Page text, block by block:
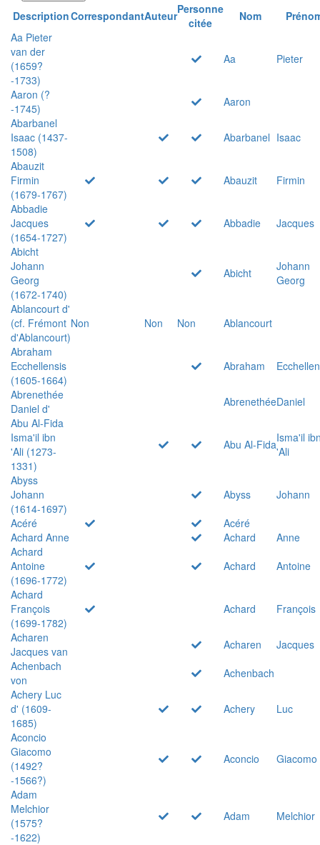
DescriptionCorrespondantAuteurPersonne
citée
Nom
Aa Pieter
van der
(1659?
-1733)
Aa Pieter
Aaron (?
-1745)
Aaron
Abarbanel
Isaac (1437-
1508)
Abarbanel Isaac
Abauzit
Firmin
(1679-1767)
Abauzit
Firmin
Abbadie
Jacques
(1654-1727)
Abbadie
Jacques
Abicht
Johann
Georg
(1672-1740)
Abicht
Johann
Georg
Ablancourt d'
(cf. Frémont
d'Ablancourt)
Non Non Non
Ablancourt
Abraham
Ecchellensis
(1605-1664)
Abraham
Abrenethée
Daniel d'
AbrenethéeDaniel
Abu Al-Fida
Isma'il ibn
'Ali (1273-
1331)
Abu Al-FidaIsma'il
'Ali
Abyss
Johann
(1614-1697)
Abyss
Johann
Acéré
Acéré
Achard Anne
Achard
Anne
Achard
Antoine
(1696-1772)
Achard
Antoine
Achard
François
(1699-1782)
Achard
François
Acharen
Jacques van
Acharen
Jacques
Achenbach
von
Achenbach
Achery Luc
d' (1609-
1685)
Achery
Luc
Aconcio
Giacomo
(1492?
-1566?)
Aconcio Giacomo
Adam
Melchior
(1575?
-1622)
Adam Melchior